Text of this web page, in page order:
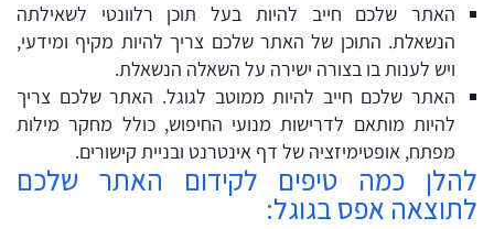
האתר שלכם חייב להיות בעל תוכן רלוונטי לשאילתה
הנשאלת. התוכן של האתר שלכם צריך להיות מקיף ומידעי,
ויש לענות בו בצורה ישירה על השאלה הנשאלת.
האתר שלכם חייב להיות ממוטב לגוגל. האתר שלכם צריך
להיות מותאם לדרישות מנועי החיפוש, כולל מחקר מילות
מפתח, אופטימיזציה של דף אינטרנט ובניית קישורים.
להלן כמה טיפים לקידום האתר שלכם
לתוצאה אפס בגוגל: